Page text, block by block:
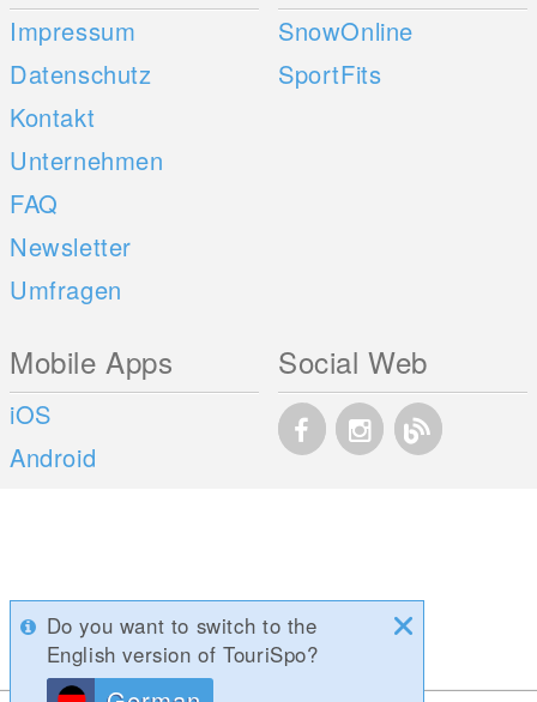
Impressum
Datenschutz
Kontakt
Unternehmen
FAQ
Newsletter
Umfragen
SnowOnline
SportFits
Mobile Apps
iOS
Android
Social Web
Do you want to switch to the
English version of TouriSpo?